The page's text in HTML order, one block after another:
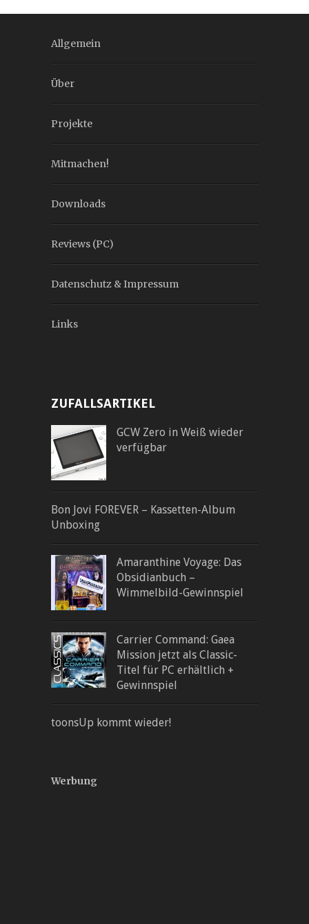
Allgemein
Über
Projekte
Mitmachen!
Downloads
Reviews (PC)
Datenschutz & Impressum
Links
ZUFALLSARTIKEL
GCW Zero in Weiß wieder
verfügbar
Bon Jovi FOREVER – Kassetten-Album
Unboxing
Amaranthine Voyage: Das
Obsidianbuch –
Wimmelbild-Gewinnspiel
Carrier Command: Gaea
Mission jetzt als Classic-
Titel für PC erhältlich +
Gewinnspiel
toonsUp kommt wieder!
Werbung